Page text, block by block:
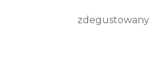
zdegustowany